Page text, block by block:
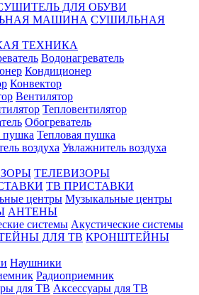
ДЛЯ ОБУВИ
СУШИЛЬНАЯ
ТЕХНИКА
Водонагреватель
Кондиционер
Конвектор
Вентилятор
Тепловентилятор
Обогреватель
Тепловая пушка
Увлажнитель воздуха
ТЕЛЕВИЗОРЫ
ТВ ПРИСТАВКИ
Музыкальные центры
АНТЕНЫ
Акустические системы
КРОНШТЕЙНЫ
Наушники
Радиоприемник
Аксессуары для ТВ